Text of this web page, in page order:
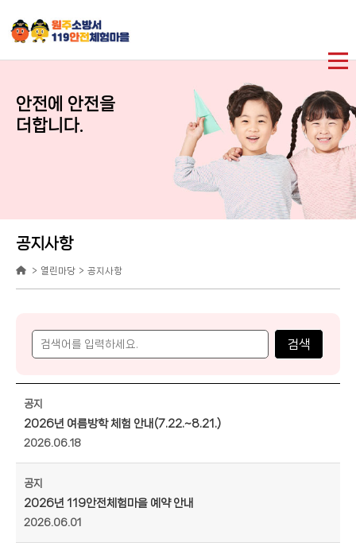
안전에 안전을
더합니다.
공지사항
열린마당 공지사항
검색
공지
2026년 여름방학 체험 안내(7.22.~8.21.)
2026.06.18
공지
2026년 119안전체험마을 예약 안내
2026.06.01